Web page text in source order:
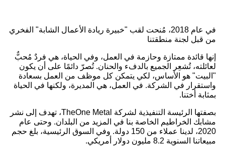
في عام 2018، مُنحت لقب "خبيرة ريادة الأعمال الشابة" الفخري
من قبل لجنة منطقتنا
إنها قائدة ممتازة وحازمة في العمل، وفي الحياة، هي فردٌ مُحبٌّ
لعائلته، تُشعِر الجميع بالدفء والحنان. تُصرّ دائمًا على أن يكون
"البيت" هو الأساس، لكي يتمكن كل موظف من العمل بسعادة
واستقرار في الشركة. في العمل، هي المديرة، ولكنها في الحياة
بمثابة أختنا.
بصفتها الرئيسة التنفيذية لشركة TheOne Metal، تهدف إلى نشر
مشابك الخراطيم الخاصة بنا في المزيد من البلدان. ​​وحتى عام
2020، لدينا عملاء من 150 دولة. وفي السوق الرئيسية، بلغ حجم
مبيعاتنا السنوية 8.2 مليون دولار أمريكي.